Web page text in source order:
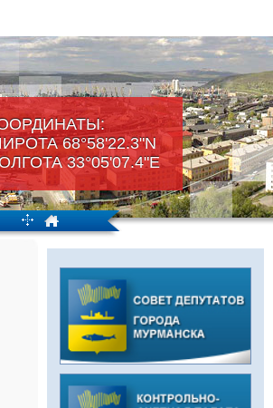
68°58'22.3"N
33°05'07.4"Е